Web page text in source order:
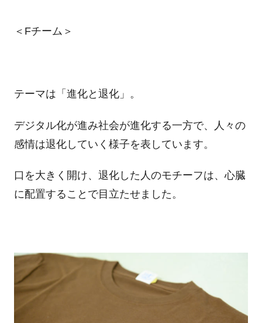
＜Fチーム＞
テーマは「進化と退化」。
デジタル化が進み社会が進化する一方で、人々の
感情は退化していく様子を表しています。
口を大きく開け、退化した人のモチーフは、心臓
に配置することで目立たせました。